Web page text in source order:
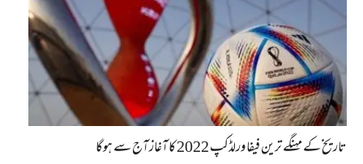
تاریخ کے مہنگے ترین فیفا ورلڈکپ 2022 کا آغاز آج سے ہوگا